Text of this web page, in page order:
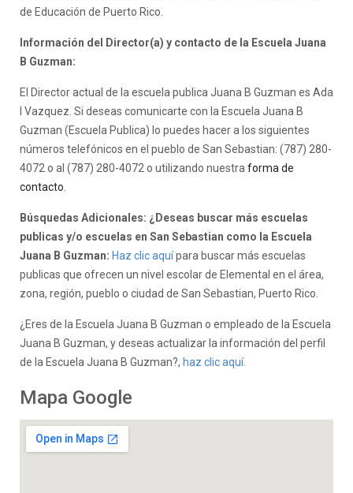
de Educación de Puerto Rico.
Información del Director(a) y contacto de la Escuela Juana
B Guzman:
El Director actual de la escuela publica Juana B Guzman es Ada
I Vazquez. Si deseas comunicarte con la Escuela Juana B
Guzman (Escuela Publica) lo puedes hacer a los siguientes
números telefónicos en el pueblo de San Sebastian: (787) 280-
4072 o al (787) 280-4072 o utilizando nuestra forma de
contacto
Búsquedas Adicionales: ¿Deseas buscar más escuelas
publicas y/o escuelas en San Sebastian como la Escuela
Juana B Guzman: Haz clic aquípara buscar más escuelas
publicas que ofrecen un nivel escolar de Elemental en el área,
zona, región, pueblo o ciudad de San Sebastian, Puerto Rico.
¿Eres de la Escuela Juana B Guzman o empleado de la Escuela
Juana B Guzman, y deseas actualizar la información del perfil
de la Escuela Juana B Guzman?, haz clic aquí.
Mapa Google